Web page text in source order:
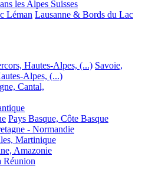
les Alpes Suisses
Léman Lausanne & Bords du Lac
Hautes-Alpes, (...) Savoie,
Alpes, (...)
Cantal,
Pays Basque, Côte Basque
- Normandie
Martinique
Amazonie
Réunion